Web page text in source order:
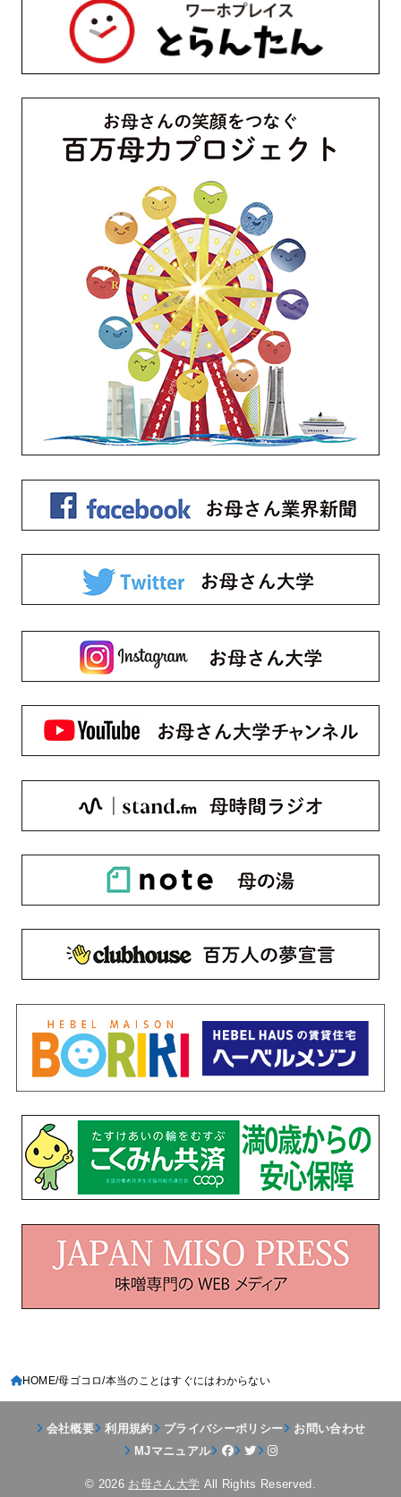
HOME 母ゴコロ 本当のことはすぐにはわからない
会社概要 利用規約 プライバシーポリシー
お問い合わせ
MJマニュアル
© 2026 お母さん大学 All Rights Reserved.